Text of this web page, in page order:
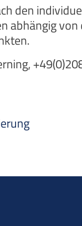
den
abhängig